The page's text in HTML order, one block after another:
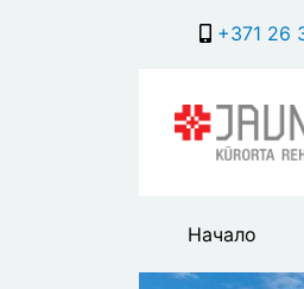
+371 26
Main
header
Начало